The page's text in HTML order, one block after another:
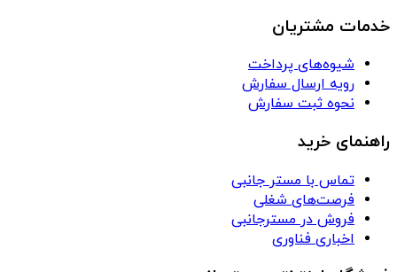
خدمات مشتریان
شیوه‌های پرداخت
رویه ارسال سفارش
نحوه ثبت سفارش
راهنمای خرید
تماس با مستر جانبی
فرصت‌های شغلی
فروش در مسترجانبی
اخباری فناوری